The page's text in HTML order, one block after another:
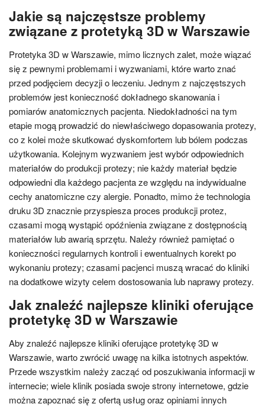
Jakie są najczęstsze problemy
związane z protetyką 3D w Warszawie
Protetyka 3D w Warszawie, mimo licznych zalet, może wiązać
się z pewnymi problemami i wyzwaniami, które warto znać
przed podjęciem decyzji o leczeniu. Jednym z najczęstszych
problemów jest konieczność dokładnego skanowania i
pomiarów anatomicznych pacjenta. Niedokładności na tym
etapie mogą prowadzić do niewłaściwego dopasowania protezy,
co z kolei może skutkować dyskomfortem lub bólem podczas
użytkowania. Kolejnym wyzwaniem jest wybór odpowiednich
materiałów do produkcji protezy; nie każdy materiał będzie
odpowiedni dla każdego pacjenta ze względu na indywidualne
cechy anatomiczne czy alergie. Ponadto, mimo że technologia
druku 3D znacznie przyspiesza proces produkcji protez,
czasami mogą wystąpić opóźnienia związane z dostępnością
materiałów lub awarią sprzętu. Należy również pamiętać o
konieczności regularnych kontroli i ewentualnych korekt po
wykonaniu protezy; czasami pacjenci muszą wracać do kliniki
na dodatkowe wizyty celem dostosowania lub naprawy protezy.
Jak znaleźć najlepsze kliniki oferujące
protetykę 3D w Warszawie
Aby znaleźć najlepsze kliniki oferujące protetykę 3D w
Warszawie, warto zwrócić uwagę na kilka istotnych aspektów.
Przede wszystkim należy zacząć od poszukiwania informacji w
internecie; wiele klinik posiada swoje strony internetowe, gdzie
można zapoznać się z ofertą usług oraz opiniami innych